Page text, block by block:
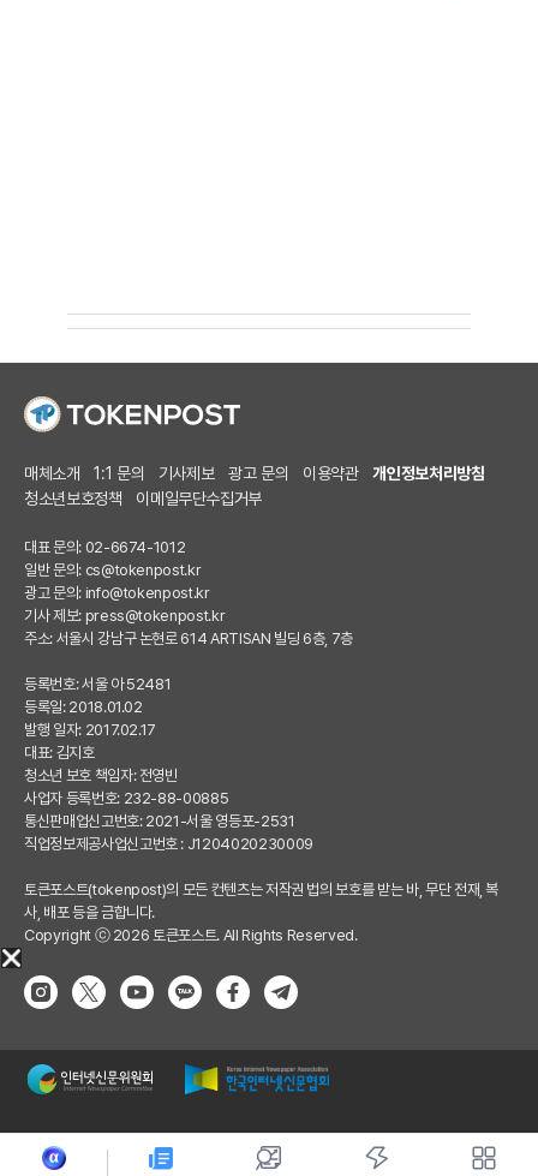
매체소개 1:1 문의 기사제보 광고 문의 이용약관
개인정보처리방침
청소년보호정책
이메일무단수집거부
대표 문의: 02-6674-1012
일반 문의: cs@tokenpost.kr
광고 문의: info@tokenpost.kr
기사 제보: press@tokenpost.kr
주소: 서울시 강남구 논현로 614 ARTISAN 빌딩 6층, 7층
등록번호: 서울 아 52481
등록일: 2018.01.02
발행 일자: 2017.02.17
대표: 김지호
청소년 보호 책임자: 전영빈
사업자 등록번호: 232-88-00885
통신판매업신고번호: 2021-서울 영등포-2531
직업정보제공사업신고번호 : J1204020230009
토큰포스트(tokenpost)의 모든 컨텐츠는 저작권 법의 보호를 받는 바, 무단 전재, 복
사, 배포 등을 금합니다.
Copyright ⓒ 2026 토큰포스트. All Rights Reserved.